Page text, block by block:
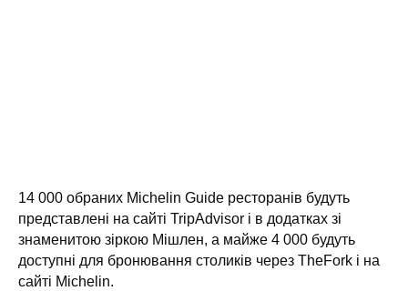
14 000 обраних Michelin Guide ресторанів будуть
представлені на сайті TripAdvisor і в додатках зі
знаменитою зіркою Мішлен, а майже 4 000 будуть
доступні для бронювання столиків через TheFork і на
сайті Michelin.